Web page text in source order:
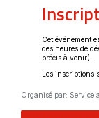
Cet événement
des heures de
précis à venir).
Les inscriptions
Organisé par: Service